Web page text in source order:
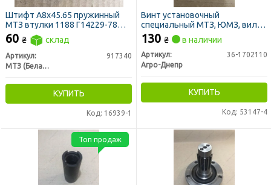
Штифт А8х45.65 пружинный
МТЗ втулки 1188 Г14229-78
(917340) (пр-во МТЗ)
60 ₴ склад
Артикул:
917340
МТЗ (Беларусь)
КУПИТЬ
Код: 16939-1
Винт установочный
специальный МТЗ, ЮМЗ, вилки
переключения редуктора (пр-
во Украина)
130 ₴ в наличии
Артикул:
36-1702110
Агро-Днепр
КУПИТЬ
Код: 53147-4
Топ продаж